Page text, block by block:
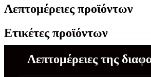
Λεπτομέρειες προϊόντων
Ετικέτες προϊόντων
Λεπτομέρειες της